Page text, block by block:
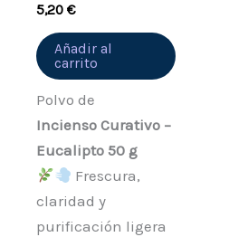
5,20€
Añadir al
carrito
Polvo de
Incienso Curativo –
Eucalipto 50 g
Frescura,
claridad y
purificación ligera